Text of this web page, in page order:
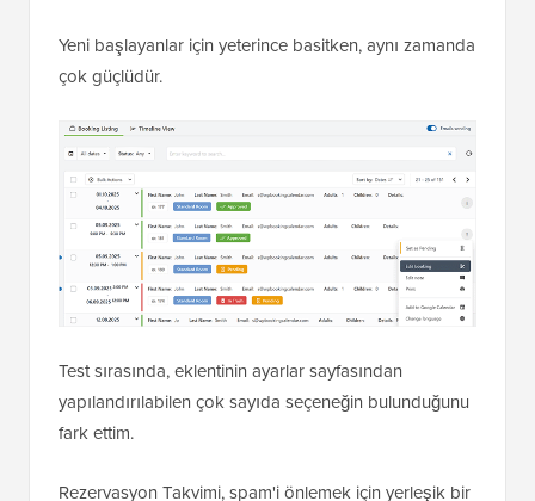
Yeni başlayanlar için yeterince basitken, aynı zamanda
çok güçlüdür.
Test sırasında, eklentinin ayarlar sayfasından
yapılandırılabilen çok sayıda seçeneğin bulunduğunu
fark ettim.
Rezervasyon Takvimi, spam'i önlemek için yerleşik bir